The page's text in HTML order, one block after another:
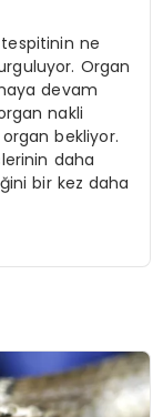
ne
Organ
devam
nakli
bekliyor.
daha
bir kez daha